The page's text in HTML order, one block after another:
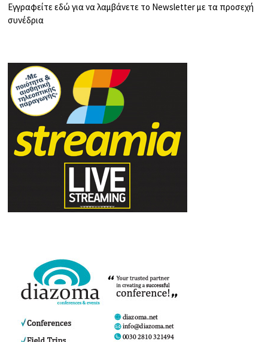
Εγγραφείτε εδώ για να λαμβάνετε το Newsletter με τα προσεχή
συνέδρια